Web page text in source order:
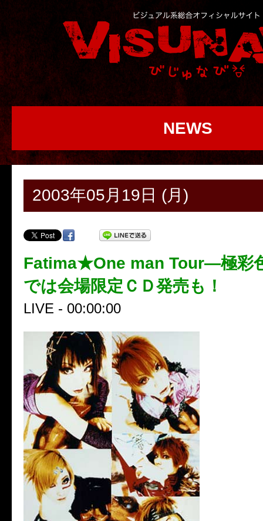
NEWS
2003年05月19日 (月)
Fatima★One man Tour―極彩
では会場限定ＣＤ発売も！
LIVE - 00:00:00